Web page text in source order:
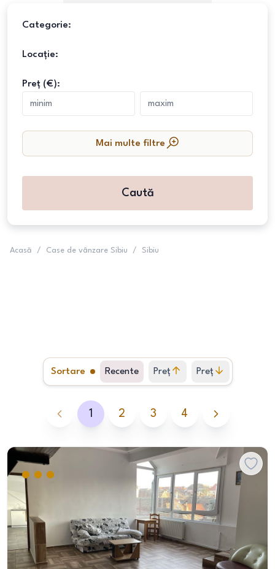
Categorie:
Locație:
Preț (€):
Mai multe filtre
Caută
Acasă / Case de vânzare Sibiu / Sibiu
Sortare Recente Preț
crescător
Preț
descrescător
1 2 3 4